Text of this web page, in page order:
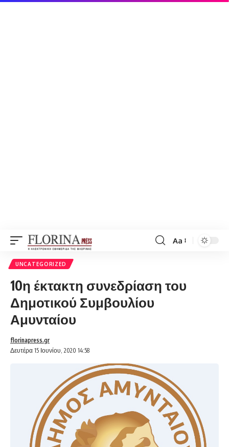
Font
Aa
UNCATEGORIZED
10η έκτακτη συνεδρίαση του
Δημοτικού Συμβουλίου
Αμυνταίου
Δευτέρα 15 Ιουνίου, 2020 14:58
florinapress.gr